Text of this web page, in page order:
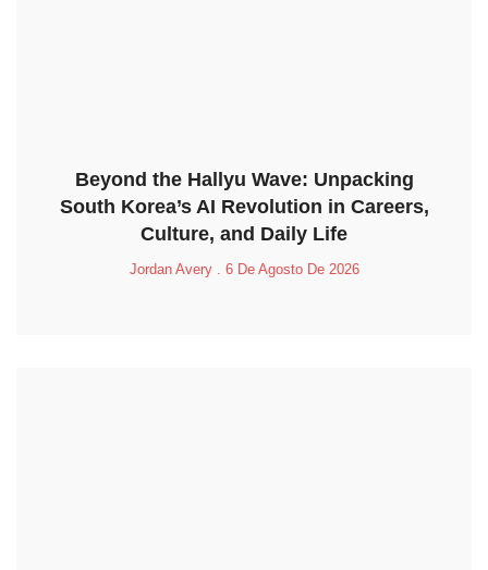
Beyond the Hallyu Wave: Unpacking
South Korea’s AI Revolution in Careers,
Culture, and Daily Life
Jordan Avery 6 De Agosto De 2026